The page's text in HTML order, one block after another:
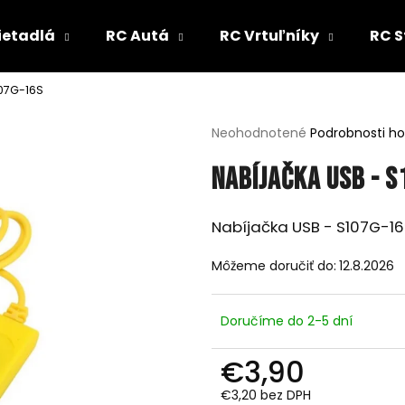
RC Autá RC Vrtuľníky RC
16S
Priemerné
produktu
je
z
5
Neohodnotené Podrobnosti
Nabíjačka USB -
Nabíjačka USB - S107G-
Môžeme doručiť do: 12.8.2026
Doručíme do 2-5 dní
€3,90
€3,20 bez DPH
Čo potrebujete nájsť?
HĽADAŤ